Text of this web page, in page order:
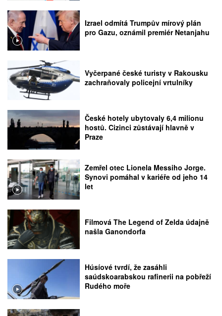
Izrael odmítá Trumpův mírový plán
pro Gazu, oznámil premiér Netanjahu
Vyčerpané české turisty v Rakousku
zachraňovaly policejní vrtulníky
České hotely ubytovaly 6,4 milionu
hostů. Cizinci zůstávají hlavně v
Praze
Zemřel otec Lionela Messiho Jorge.
Synovi pomáhal v kariéře od jeho 14
let
Filmová The Legend of Zelda údajně
našla Ganondorfa
Húsíové tvrdí, že zasáhli
saúdskoarabskou rafinerii na pobřeží
Rudého moře